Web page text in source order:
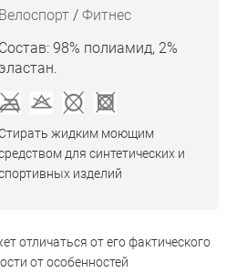
Велоспорт /Фитнес
Состав: 98% полиамид, 2%
эластан.
Стирать жидким моющим
для синтетических и
изделий
отличаться от его фактического
от особенностей